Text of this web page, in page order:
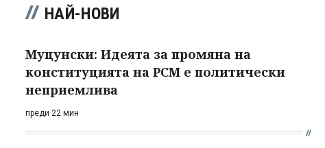
НАЙ-НОВИ
Муцунски: Идеята за промяна на
конституцията на РСМ е политически
неприемлива
преди 22 мин